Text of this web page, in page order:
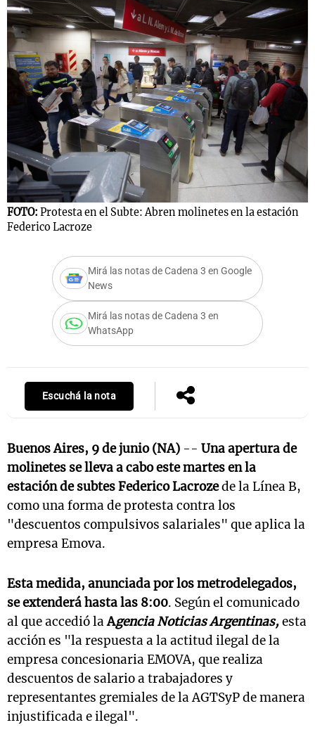
FOTO: Protesta en el Subte: Abren molinetes en la estación
Federico Lacroze
Mirá las notas de Cadena 3 en Google
News
Mirá las notas de Cadena 3 en
WhatsApp
Escuchá la nota
Buenos Aires, 9 de junio (NA) -- Una apertura de
molinetes se lleva a cabo este martes en la
estación de subtes Federico Lacrozede la Línea B,
como una forma de protesta contra los
"descuentos compulsivos salariales" que aplica la
empresa Emova.
Esta medida, anunciada por los metrodelegados,
se extenderá hasta las 8:00. Según el comunicado
al que accedió laAgencia Noticias Argentinas,esta
acción es "la respuesta a la actitud ilegal de la
empresa concesionaria EMOVA, que realiza
descuentos de salario a trabajadores y
representantes gremiales de la AGTSyP de manera
injustificada e ilegal".